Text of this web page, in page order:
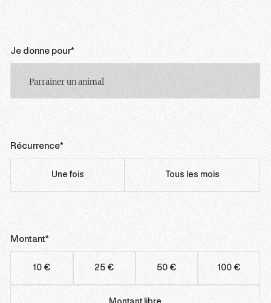
Je donne pour*
donne
Récurrence*
Une fois Tous les mois
Montant*
10 € 25 € 50 € 100 €